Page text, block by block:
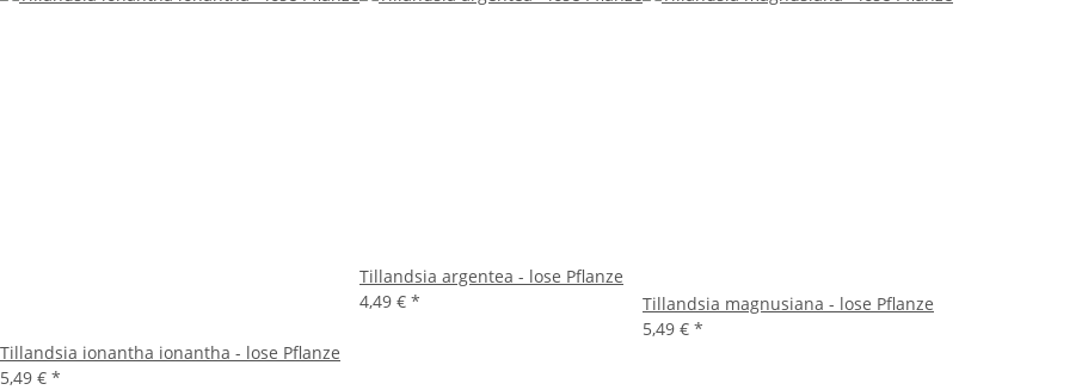
Tillandsia ionantha ionantha - lose Pflanze
5,49 € *
Tillandsia argentea - lose Pflanze
4,49 € *
Tillandsia magnusiana - lose Pflanze
5,49 € *